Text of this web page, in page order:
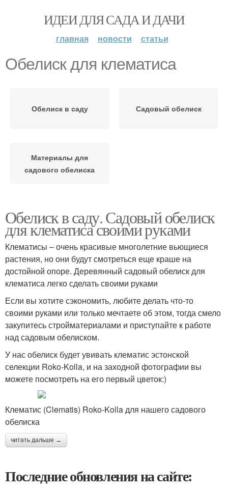
ИДЕИ ДЛЯ САДА И ДАЧИ
главная новости статьи
Обелиск для клематиса
Обелиск в саду Садовый обелиск
Материалы для
садового обелиска
Обелиск в саду. Садовый обелиск
для клематиса своими руками
Клематисы – очень красивые многолетние вьющиеся
растения, но они будут смотреться еще краше на
достойной опоре. Деревянный садовый обелиск для
клематиса легко сделать своими руками
Если вы хотите сэкономить, любите делать что-то
своими руками или только мечтаете об этом, тогда смело
закупитесь стройматериалами и приступайте к работе
над садовым обелиском.
У нас обелиск будет увивать клематис эстонской
селекции Roko-Kolla, и на заходной фотографии вы
можете посмотреть на его первый цветок:)
Клематис (Clematis) Roko-Kolla для нашего садового
обелиска
читать дальше →
Последние обновления на сайте: